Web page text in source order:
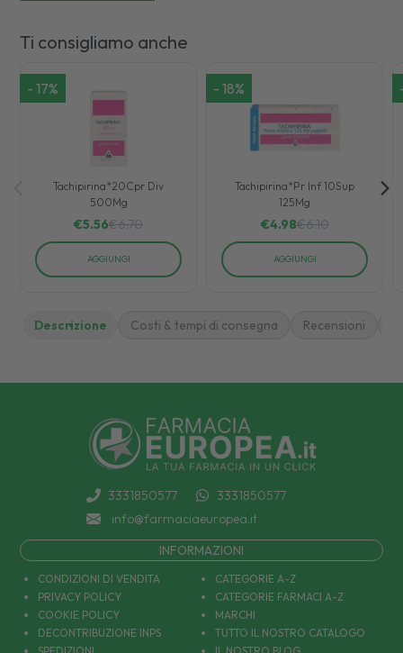
Ti consigliamo anche
- 17%
Tachipirina*20Cpr Div
500Mg
€5.56€6.70
AGGIUNGI
- 18%
Tachipirina*Pr Inf 10Sup
125Mg
€4.98€6.10
AGGIUNGI
Descrizione Costi & tempi di consegna Recensioni
3331850577
3331850577
info@farmaciaeuropea.it
INFORMAZIONI
CONDIZIONI DI VENDITA
PRIVACY POLICY
COOKIE POLICY
DECONTRIBUZIONE INPS
CATEGORIE A-Z
CATEGORIE FARMACI A-Z
MARCHI
TUTTO IL NOSTRO CATALOGO